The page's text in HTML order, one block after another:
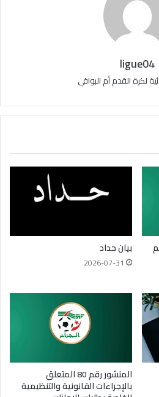
ligue04
لكرة القدم أم البواقي
بيان حداد
2026-07-31
المنشور رقم 80 المتعلق
بالإجراءات القانونية والتنظيمية